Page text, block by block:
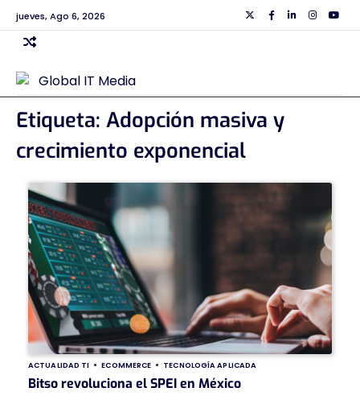
Skip
to
content
jueves, Ago 6, 2026 TwiiterFacebook
Linkedin
Etiqueta: Adopción masiva y
crecimiento exponencial
ACTUALIDAD TI ECOMMERCE TECNOLOGÍA APLICADA
Bitso revoluciona el SPEI en México